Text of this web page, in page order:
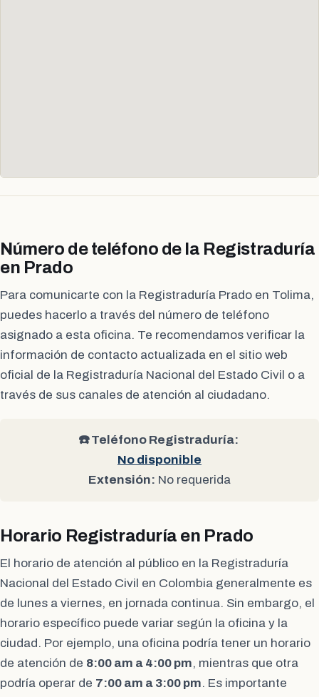
Número de teléfono de la Registraduría
en Prado
Para comunicarte con la Registraduría Prado en Tolima,
puedes hacerlo a través del número de teléfono
asignado a esta oficina. Te recomendamos verificar la
información de contacto actualizada en el sitio web
oficial de la Registraduría Nacional del Estado Civil o a
través de sus canales de atención al ciudadano.
☎️ Teléfono Registraduría:
No disponible
Extensión: No requerida
Horario Registraduría en Prado
El horario de atención al público en la Registraduría
Nacional del Estado Civil en Colombia generalmente es
de lunes a viernes, en jornada continua. Sin embargo, el
horario específico puede variar según la oficina y la
ciudad. Por ejemplo, una oficina podría tener un horario
de atención de 8:00 am a 4:00 pm, mientras que otra
podría operar de 7:00 am a 3:00 pm. Es importante